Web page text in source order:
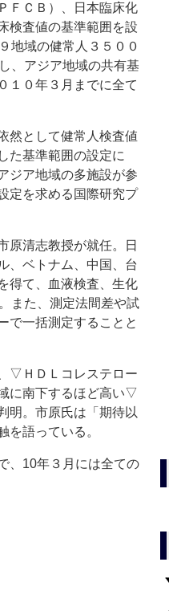
ＦＣＢ）、日本臨床化
検査値の基準範囲を設
地域の健常人３５００
、アジア地域の共有基
１０年３月までに全て
然として健常人検査値
た基準範囲の設定に
ジア地域の多施設が参
定を求める国際研究プ
原清志教授が就任。日
、ベトナム、中国、台
得て、血液検査、生化
また、測定法間差や試
で一括測定することと
▽ＨＤＬコレステロー
に南下するほど高い▽
明。市原氏は「期待以
を語っている。
、10年３月には全ての